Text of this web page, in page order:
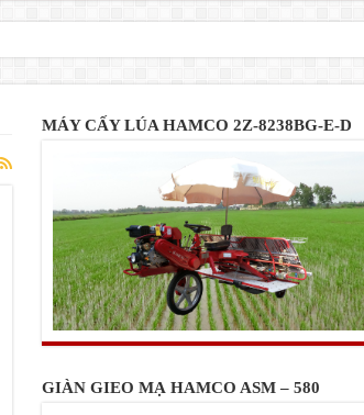
MÁY CẤY LÚA HAMCO 2Z-8238BG-E-D
GIÀN GIEO MẠ HAMCO ASM – 580